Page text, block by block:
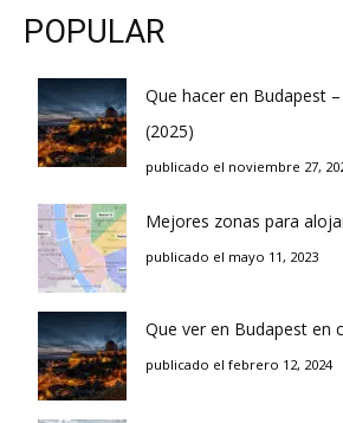
POPULAR
Que hacer en Budapest
(2025)
publicado el noviembre 27,
Mejores zonas para
publicado el mayo 11, 2023
Que ver en Budapest en
publicado el febrero 12, 2024